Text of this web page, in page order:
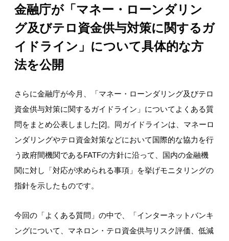
金融庁が「マネー・ローンダリン
グ及びテロ資金供与対策に関するガ
イドライン」について具体的な方
法を公開
さらに金融庁が今月、「マネー・ローンダリング及びテロ
資金供与対策に関するガイドライン」についてよくある質
問をまとめ公表しました[2]。同ガイドラインは、マネーロ
ンダリングやテロ資金対策などにおいて国際的な協力を行
う政府間機関であるFATFの方針に沿って、国内の金融機
関に対し「対応が求められる事項」を挙げモニタリングの
指針を示したものです。
今回の「よくある質問」の中で、「インターネットバンキ
ングについて、マネロン・テロ資金供与リスク評価、低減